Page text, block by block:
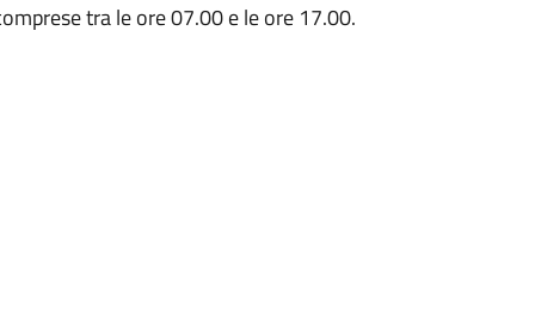
tra le ore 07.00 e le ore 17.00.